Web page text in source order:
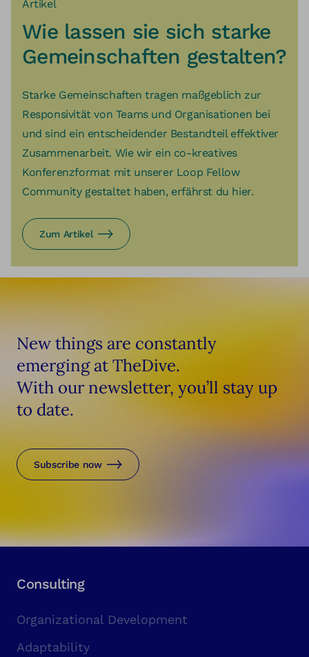
Artikel
Wie lassen sie sich starke
Gemeinschaften gestalten?
Starke Gemeinschaften tragen maßgeblich zur
Responsivität von Teams und Organisationen bei
und sind ein entscheidender Bestandteil effektiver
Zusammenarbeit. Wie wir ein co-kreatives
Konferenzformat mit unserer Loop Fellow
Community gestaltet haben, erfährst du hier.
Zum Artikel
New things are constantly
emerging at TheDive.
With our newsletter, you’ll stay up
to date.
Subscribe now
Consulting
Organizational Development
Adaptability